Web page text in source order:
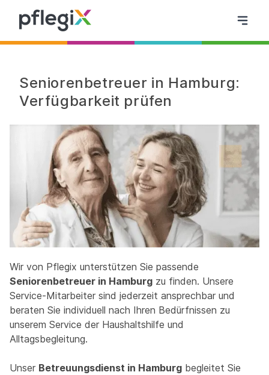
Seniorenbetreuer in Hamburg:
Verfügbarkeit prüfen
Wir von Pflegix unterstützen Sie passende
Seniorenbetreuer in Hamburg zu finden. Unsere
Service-Mitarbeiter sind jederzeit ansprechbar und
beraten Sie individuell nach Ihren Bedürfnissen zu
unserem Service der Haushaltshilfe und
Alltagsbegleitung.
Unser Betreuungsdienst in Hamburg begleitet Sie